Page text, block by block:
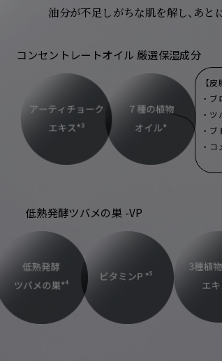
油分が不足しがちな肌を解し、 あと
コンセントレートオイル 厳選保湿成分
【
・
・ツ
・
・
低熟発酵ツバメの巣 -VP